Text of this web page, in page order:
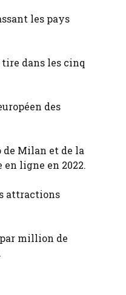
les pays
dans les cinq
des
de Milan et de la
en ligne en 2022.
attractions
million de